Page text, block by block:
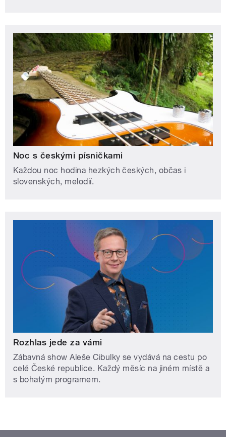
Noc s českými písničkami
Každou noc hodina hezkých českých, občas i
slovenských, melodií.
Rozhlas jede za vámi
Zábavná show Aleše Cibulky se vydává na cestu po
celé České republice. Každý měsíc na jiném místě a
s bohatým programem.